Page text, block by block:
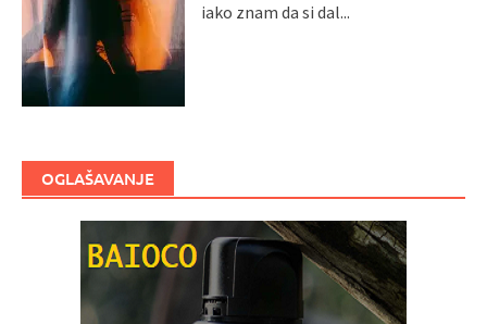
iako znam da si dal...
OGLAŠAVANJE